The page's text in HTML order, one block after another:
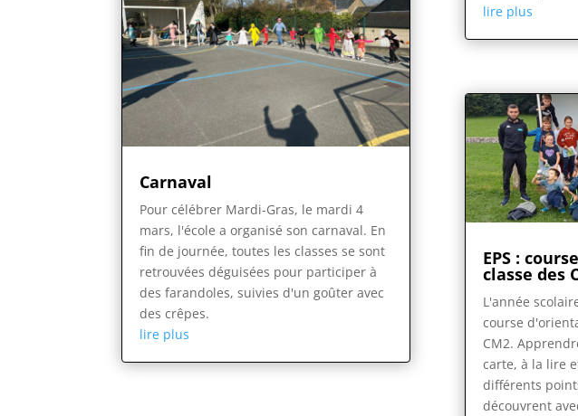
Carnaval
Pour célébrer Mardi-Gras, le mardi 4
mars, l'école a organisé son carnaval. En
fin de journée, toutes les classes se sont
retrouvées déguisées pour participer à
des farandoles, suivies d'un goûter avec
des crêpes.
lire plus
lire plus
EPS :
classe des
L'année
course
CM2.
carte, à la lire
différents
découvrent